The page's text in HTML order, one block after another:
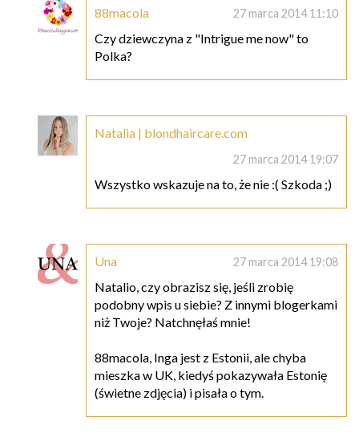
88macola 27 marca 2014 11:10
Czy dziewczyna z "Intrigue me now" to
Polka?
Natalia | blondhaircare.com
27 marca 2014 19:07
Wszystko wskazuje na to, że nie :( Szkoda ;)
Una 27 marca 2014 19:08
Natalio, czy obrazisz się, jeśli zrobię
podobny wpis u siebie? Z innymi blogerkami
niż Twoje? Natchnęłaś mnie!
88macola, Inga jest z Estonii, ale chyba
mieszka w UK, kiedyś pokazywała Estonię
(świetne zdjęcia) i pisała o tym.